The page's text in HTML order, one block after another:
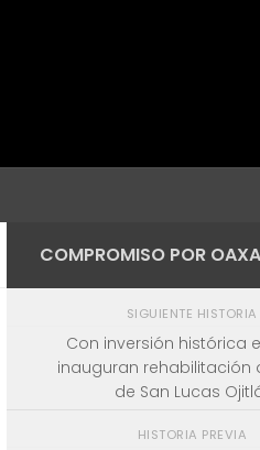
COMPROMISO POR
SIGUIENTE HISTORIA
Con inversión histórica
inauguran rehabilitación
de San Lucas
HISTORIA PREVIA